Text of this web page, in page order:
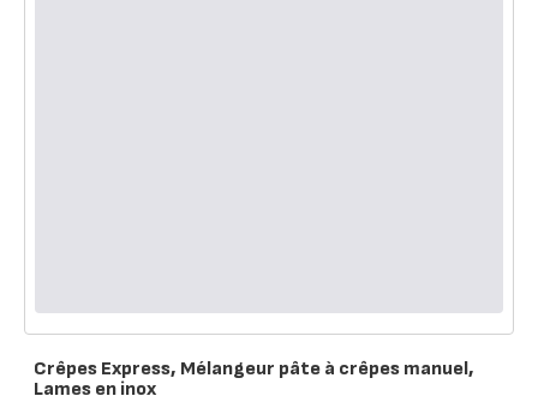
Crêpes Express, Mélangeur pâte à crêpes manuel,
Lames en inox
Note